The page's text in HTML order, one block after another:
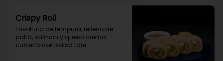
Crispy Roll
Envoltura de tempura, relleno de
palta, salmón y queso crema
cubierto con salsa tare.